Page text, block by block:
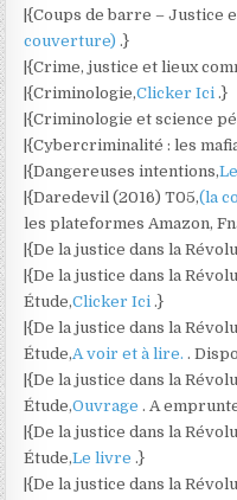
|{Coups de barre – Justice
couverture).}
|{Crime, justice et lieux
|{Criminologie,Clicker Ici.}
|{Criminologie et science
|{Cybercriminalité : les
|{Dangereuses intentions,
|{Daredevil (2016) T05,(la
les plateformes Amazon,
|{De la justice dans la
|{De la justice dans la
Étude,Clicker Ici.}
|{De la justice dans la
Étude,A voir et à lire..
|{De la justice dans la
Étude,Ouvrage. A
|{De la justice dans la
Étude,Le livre.}
|{De la justice dans la